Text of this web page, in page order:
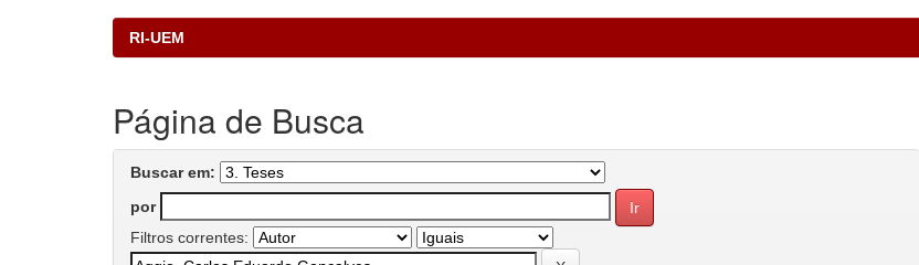
RI-UEM
Página de Busca
Buscar em:
por
Filtros correntes: